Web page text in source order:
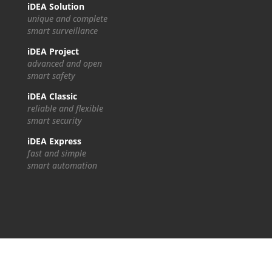
iDEA Solution
unique and complete
smart surveillance
iDEA Project
advanced and open
smart safety
iDEA Classic
reliable and flexible
smart security
iDEA Express
fast and simple
smart automation